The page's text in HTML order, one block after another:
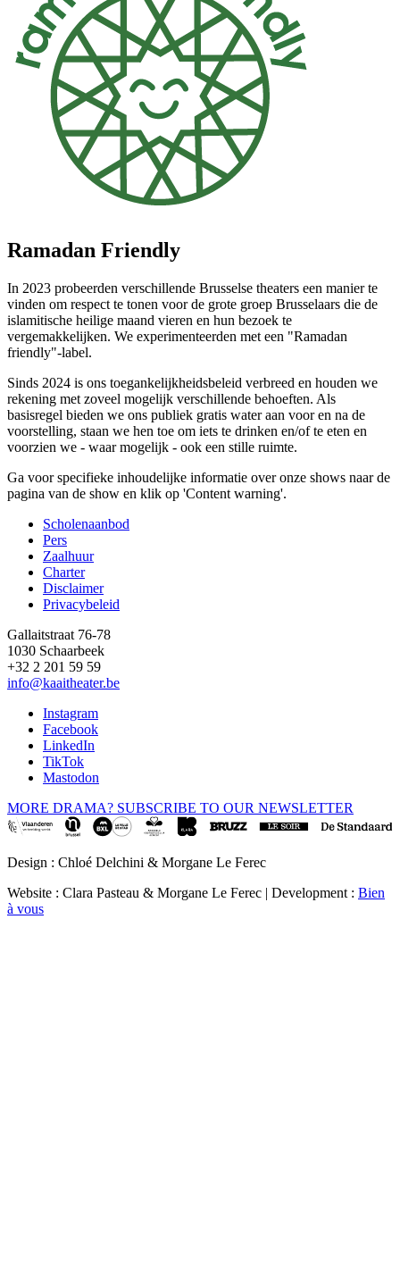
Ramadan Friendly
In 2023 probeerden verschillende Brusselse theaters een manier te
vinden om respect te tonen voor de grote groep Brusselaars die de
islamitische heilige maand vieren en hun bezoek te
vergemakkelijken. We experimenteerden met een "Ramadan
friendly"-label.
Sinds 2024 is ons toegankelijkheidsbeleid verbreed en houden we
rekening met zoveel mogelijk verschillende behoeften. Als
basisregel bieden we ons publiek gratis water aan voor en na de
voorstelling, staan we hen toe om iets te drinken en/of te eten en
voorzien we - waar mogelijk - ook een stille ruimte.
Ga voor specifieke inhoudelijke informatie over onze shows naar de
pagina van de show en klik op 'Content warning'.
Footer
Scholenaanbod
Pers
Zaalhuur
Charter
Disclaimer
Privacybeleid
Gallaitstraat 76-78
1030 Schaarbeek
+32 2 201 59 59
info@kaaitheater.be
Instagram
Facebook
LinkedIn
TikTok
Mastodon
MORE DRAMA? SUBSCRIBE TO OUR NEWSLETTER
Design : Chloé Delchini & Morgane Le Ferec
Website : Clara Pasteau & Morgane Le Ferec | Development : Bien
à vous